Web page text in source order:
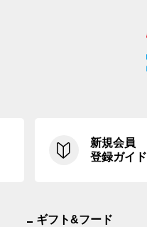
新規会員
登録ガイド
ギフト&フード